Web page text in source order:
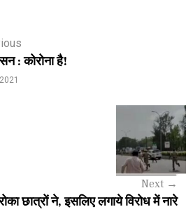
: कोरोना है!
Next →
छात्रों ने, इसलिए लगाये विरोध में नारे